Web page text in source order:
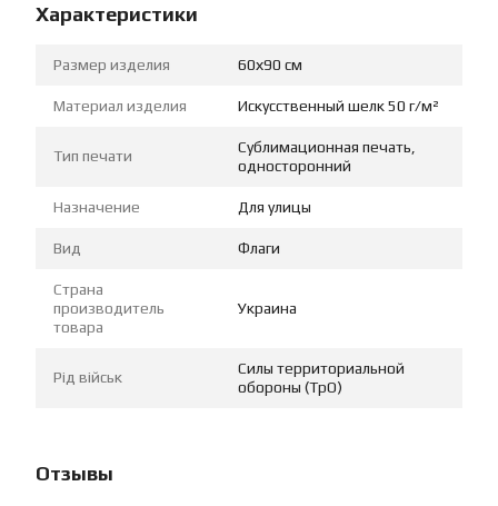
Характеристики
Размер изделия 60х90 см
Материал изделия Искусственный шелк 50 г/м²
Тип печати
Сублимационная печать,
односторонний
Назначение Для улицы
Вид Флаги
Страна
производитель
товара
Украина
Рід військ
Силы территориальной
обороны (ТрО)
Отзывы